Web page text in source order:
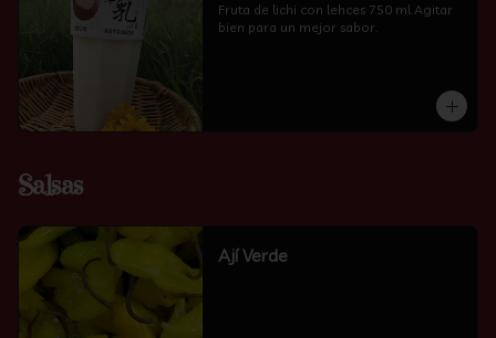
Fruta de lichi con lehces 750 ml Agitar
bien para un mejor sabor.
Salsas
Ají Verde